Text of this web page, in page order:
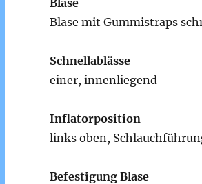
Blase
Blase mit Gummistraps
Schnellablässe
einer, innenliegend
Inflatorposition
links oben,
Befestigung Blase